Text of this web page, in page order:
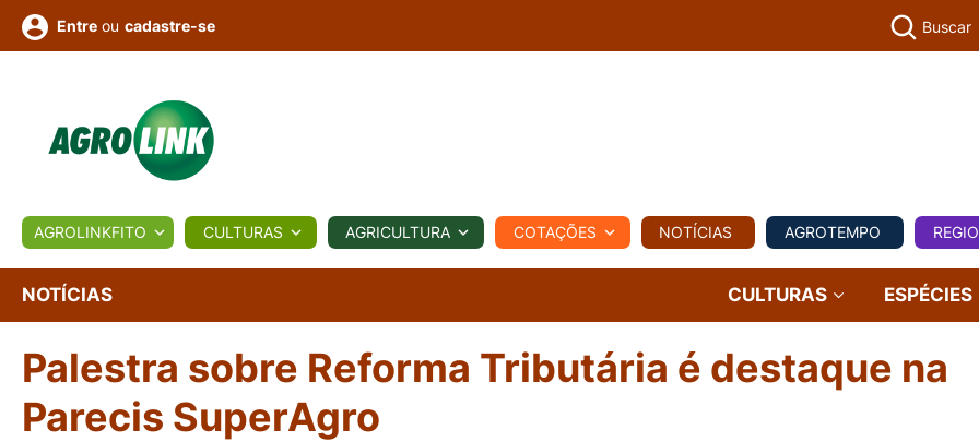
BIOLÓGICOS COTAÇÕES NOTÍCIAS AGROTEMPO REGIONAL COMERCIAL AGROVIAGENS
Conversor Colunistas Eventos
Fotos
e
Vídeos
Entre ou cadastre-se Buscar
AGROLINKFITO CULTURAS AGRICULTURA COTAÇÕES NOTÍCIAS AGROTEMPO
NOTÍCIAS CULTURAS ESPÉCIES
Palestra sobre Reforma Tributária é destaque na
Parecis SuperAgro